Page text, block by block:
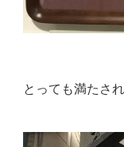
とっても満たさ